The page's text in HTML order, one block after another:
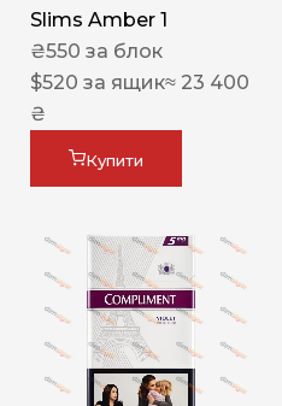
Slims Amber 1
₴550 за блок
$520 за ящик≈ 23 400
₴
Купити